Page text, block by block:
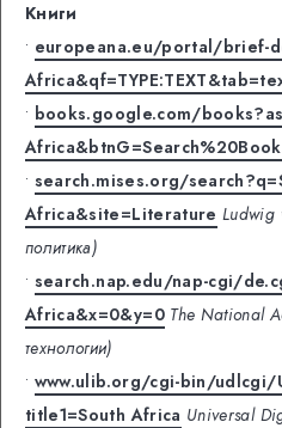
Книги
• europeana.eu/portal/brief-
• books.google.com/
• search.mises.org/
Africa&site=Literature Ludwig
политика)
• search.nap.edu/nap-cgi/
Africa&x=0&y=0 The National
технологии)
• www.ulib.org/cgi-bin/udlcgi/
title1=South Africa Universal